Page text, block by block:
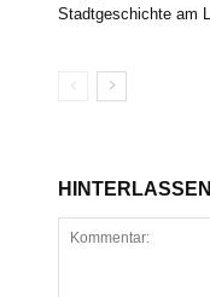
Stadtgeschichte am